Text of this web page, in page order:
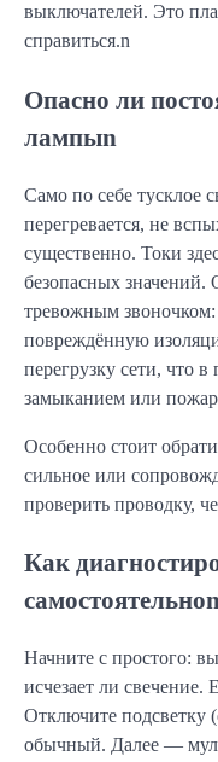
выключателей. Это
справиться.n
Опасно ли
лампыn
Само по себе тусклое
перегревается, не
существенно. Токи
безопасных значений.
тревожным звоночком:
повреждённую
перегрузку сети, что
замыканием или
Особенно стоит
сильное или
проверить проводку,
Как
самостоятельноn
Начните с простого:
исчезает ли
Отключите подсветку
обычный. Далее —